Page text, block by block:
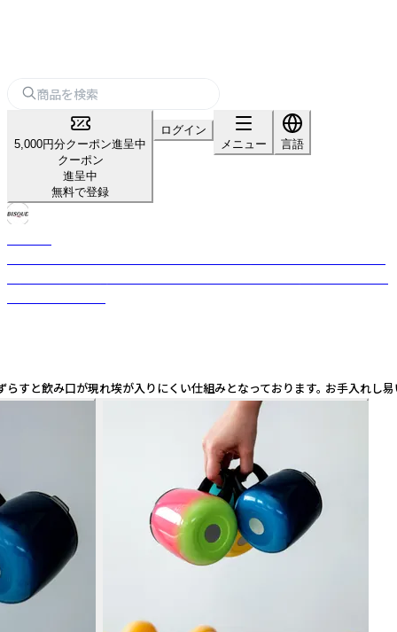
5,000円分クーポン進呈中
クーポン
進呈中
無料で登録
ログイン
メニュー
言語
飲み口が現れ埃が入りにくい仕組みとなっております。 お手入